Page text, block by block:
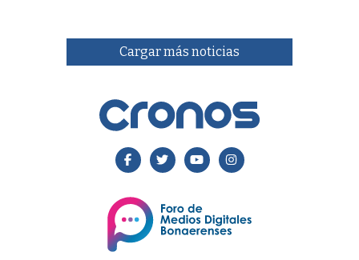
Cargar más noticias